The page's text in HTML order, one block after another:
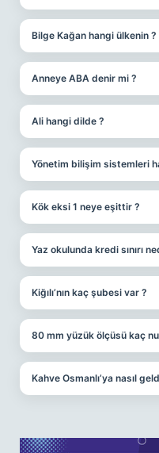
Bilge Kağan hangi ülkenin ?
Anneye ABA denir mi ?
Ali hangi dilde ?
Yönetim bilişim sistemleri
Kök eksi 1 neye eşittir ?
Yaz okulunda kredi sınırı
Kiğılı’nın kaç şubesi var ?
80 mm yüzük ölçüsü kaç
Kahve Osmanlı’ya nasıl